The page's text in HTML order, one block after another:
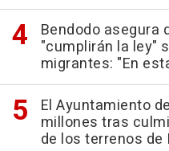
Bendodo asegura
"cumplirán la ley"
migrantes: "En
El Ayuntamiento
millones tras
de los terrenos